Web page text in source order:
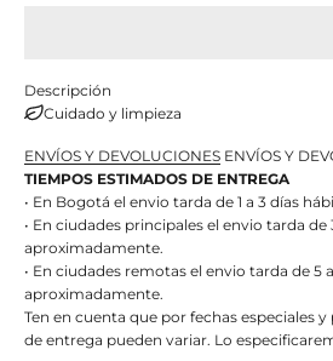
Descripción
Cuidado y limpieza
ENVÍOS Y DEVOLUCIONES ENVÍOS Y
TIEMPOS ESTIMADOS DE ENTREGA
• En Bogotá el envio tarda de 1 a 3 días
• En ciudades principales el envio tarda de
aproximadamente.
• En ciudades remotas el envio tarda de 5
aproximadamente.
Ten en cuenta que por fechas especiales
de entrega pueden variar. Lo